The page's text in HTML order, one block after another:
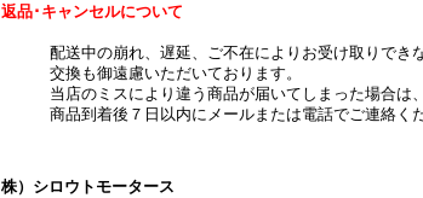
返品･キャンセルについて
配送中の崩れ、遅延、ご不在によりお受け取りでき
交換も御遠慮いただいております。
当店のミスにより違う商品が届いてしまった場合は
商品到着後７日以内にメールまたは電話でご連絡く
株）シロウトモータース